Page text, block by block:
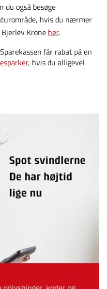
du også besøge
hvis du nærmer
Krone her.
får rabat på en
, hvis du alligevel